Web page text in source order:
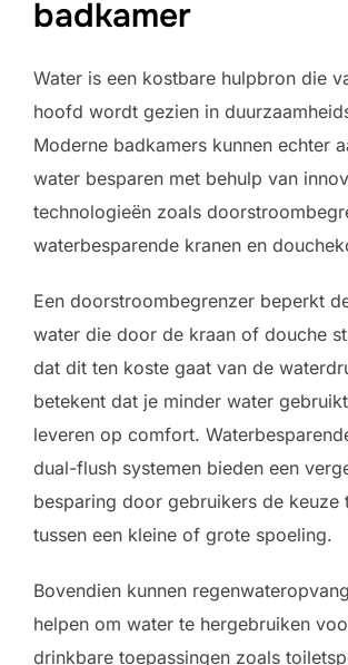
badkamer
Water is een kostbare hulpbron die
hoofd wordt gezien in
Moderne badkamers kunnen echter
water besparen met behulp van
technologieën zoals
waterbesparende kranen en
Een doorstroombegrenzer beperkt
water die door de kraan of douche
dat dit ten koste gaat van de
betekent dat je minder water
leveren op comfort.
dual-flush systemen bieden een
besparing door gebruikers de keuze
tussen een kleine of grote spoeling.
Bovendien kunnen
helpen om water te hergebruiken
drinkbare toepassingen zoals